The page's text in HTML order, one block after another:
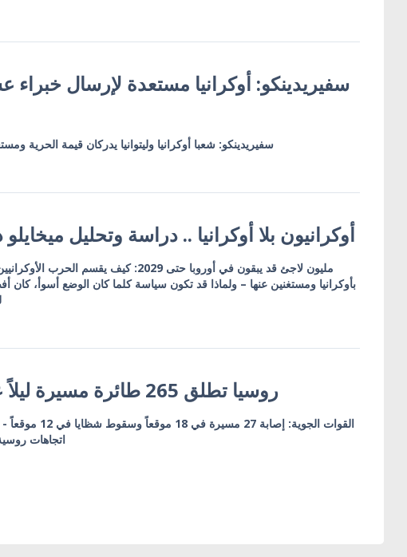
سفيريدينكو: أوكرانيا مستعدة لإرسال خبراء
سفيريدينكو: شعبا أوكرانيا وليتوانيا يدركان قيمة الحرية
أوكرانيون بلا أوكرانيا .. دراسة وتحليل
بأوكرانيا ومستغنين عنها – ولماذا قد تكون سياسة كلما كان الوضع أسوأ، كان
روسيا تطلق 265 طائرة مسيرة ليلاً على أوكرانيا
اتجاهات